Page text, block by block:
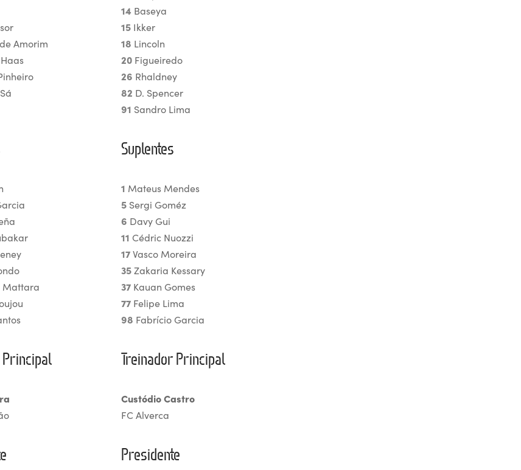
Amorim
Mattara
14 Baseya
15 Ikker
18 Lincoln
20 Figueiredo
26 Rhaldney
82 D. Spencer
91 Sandro Lima
Suplentes
1 Mateus Mendes
5 Sergi Goméz
6 Davy Gui
11 Cédric Nuozzi
17Vasco Moreira
35Zakaria Kessary
37 Kauan Gomes
77 Felipe Lima
98 Fabrício Garcia
Treinador Principal
Custódio Castro
FC Alverca
Presidente